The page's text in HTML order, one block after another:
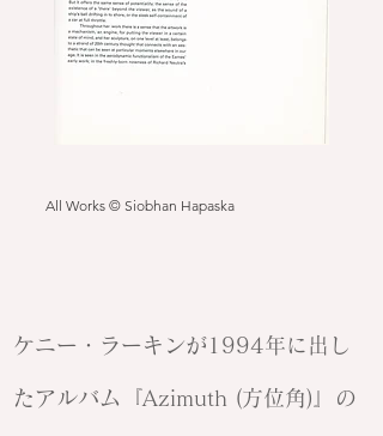
All Works © Siobhan Hapaska
ケニー・ラーキンが1994年に出し
たアルバム『Azimuth (方位角)』の